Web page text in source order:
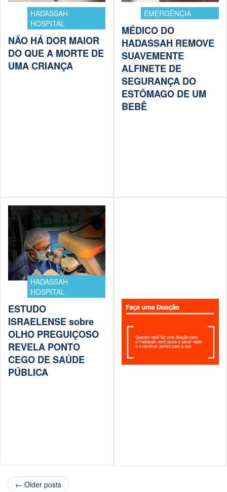
HADASSAH
HOSPITAL
NÃO HÁ DOR MAIOR
DO QUE A MORTE DE
UMA CRIANÇA
EMERGÊNCIA
MÉDICO DO
HADASSAH REMOVE
SUAVEMENTE
ALFINETE DE
SEGURANÇA DO
ESTÔMAGO DE UM
BEBÊ
HADASSAH
HOSPITAL
ESTUDO
ISRAELENSE sobre
OLHO PREGUIÇOSO
REVELA PONTO
CEGO DE SAÚDE
PÚBLICA
← Older posts